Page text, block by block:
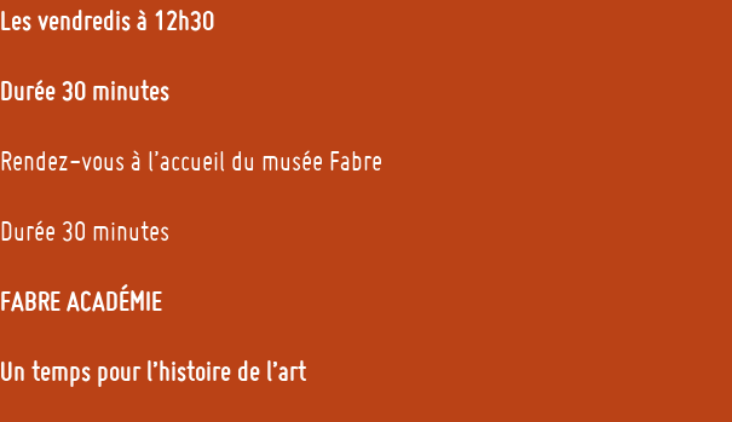
Les vendredis à 12h30
Durée 30 minutes
Rendez-vous à l’accueil du musée Fabre
Durée 30 minutes
FABRE ACADÉMIE
Un temps pour l’histoire de l’art